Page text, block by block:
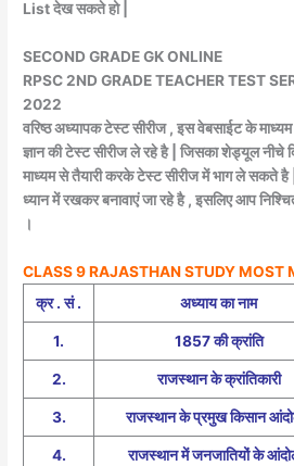
List देख सकते हो |
SECOND GRADE GK ONLINE
RPSC 2ND GRADE TEACHER TEST
2022
वरिष्ठ अध्यापक टेस्ट सीरीज , इस वेबसाईट के माध्यम
ज्ञान की टेस्ट सीरीज ले रहे है | जिसका शेड्यूल नीचे
माध्यम से तैयारी करके टेस्ट सीरीज में भाग ले सकते
ध्यान में रखकर बनावाएं जा रहे है , इसलिए आप
।
CLASS 9 RAJASTHAN STUDY MOST
क्र . सं .
अध्याय का नाम
1. 1857 की क्रांति
2. राजस्थान के क्रांतिकारी
3. राजस्थान के प्रमुख किसान
4. राजस्थान में जनजातियों के